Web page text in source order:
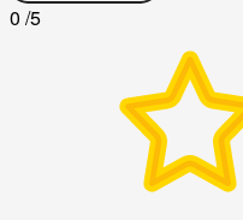
0 /5